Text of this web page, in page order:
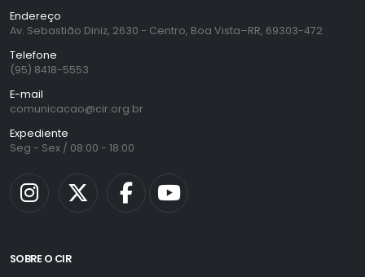
Endereço
Av. Sebastião Diniz, 2630 - Centro, Boa Vista–RR, 69303-472
Telefone
(95) 8418-5553
E-mail
comunicacao@cir.org.br
Expediente
Seg - Sex / 08:00 - 18:00
SOBRE O CIR